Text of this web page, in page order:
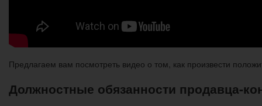
Предлагаем вам посмотреть видео о том, как произвести
Должностные обязанности продавца-